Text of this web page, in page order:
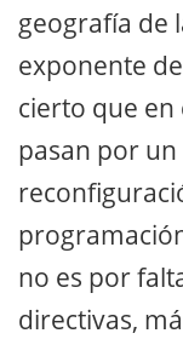
geografía de
exponente
cierto que en
pasan por
no es por
directivas,